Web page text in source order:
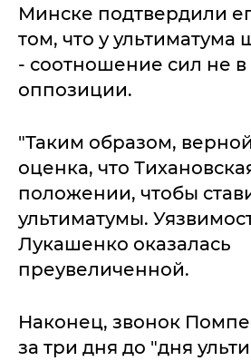
Минске подтвердили
том, что у ультиматума
- соотношение сил не в
оппозиции.
"Таким образом,
оценка, что
положении, чтобы
ультиматумы.
Лукашенко оказалась
преувеличенной.
Наконец, звонок
за три дня до "дня